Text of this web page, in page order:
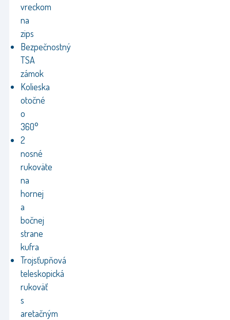
vreckom
na
zips
Bezpečnostný
TSA
zámok
Kolieska
otočné
o
360°
2
nosné
rukoväte
na
hornej
a
bočnej
strane
kufra
Trojsťupňová
teleskopická
rukoväť
s
aretačným